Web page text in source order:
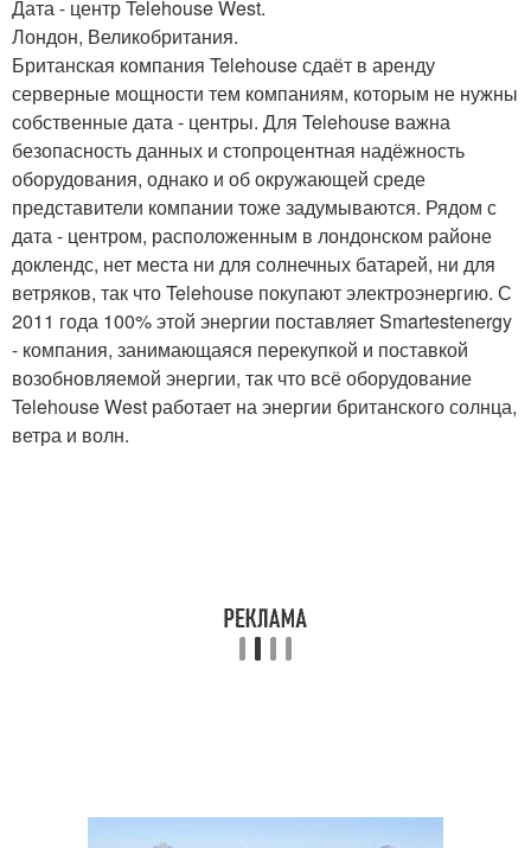
Дата - центр Telehouse West.
Лондон, Великобритания.
Британская компания Telehouse сдаёт в аренду
серверные мощности тем компаниям, которым не нужны
собственные дата - центры. Для Telehouse важна
безопасность данных и стопроцентная надёжность
оборудования, однако и об окружающей среде
представители компании тоже задумываются. Рядом с
дата - центром, расположенным в лондонском районе
доклендс, нет места ни для солнечных батарей, ни для
ветряков, так что Telehouse покупают электроэнергию. С
2011 года 100% этой энергии поставляет Smartestenergy
- компания, занимающаяся перекупкой и поставкой
возобновляемой энергии, так что всё оборудование
Telehouse West работает на энергии британского солнца,
ветра и волн.